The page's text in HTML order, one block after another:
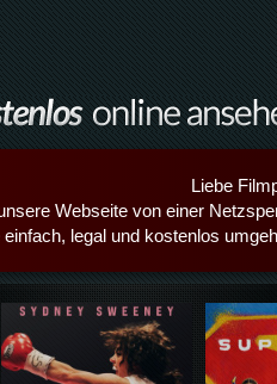
Liebe
Webseite von einer
legal und kostenlos
Details,Play